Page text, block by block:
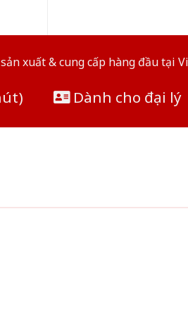
xuất & cung cấp hàng đầu tại
Dành cho đại lý